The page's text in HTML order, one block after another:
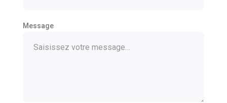
Message